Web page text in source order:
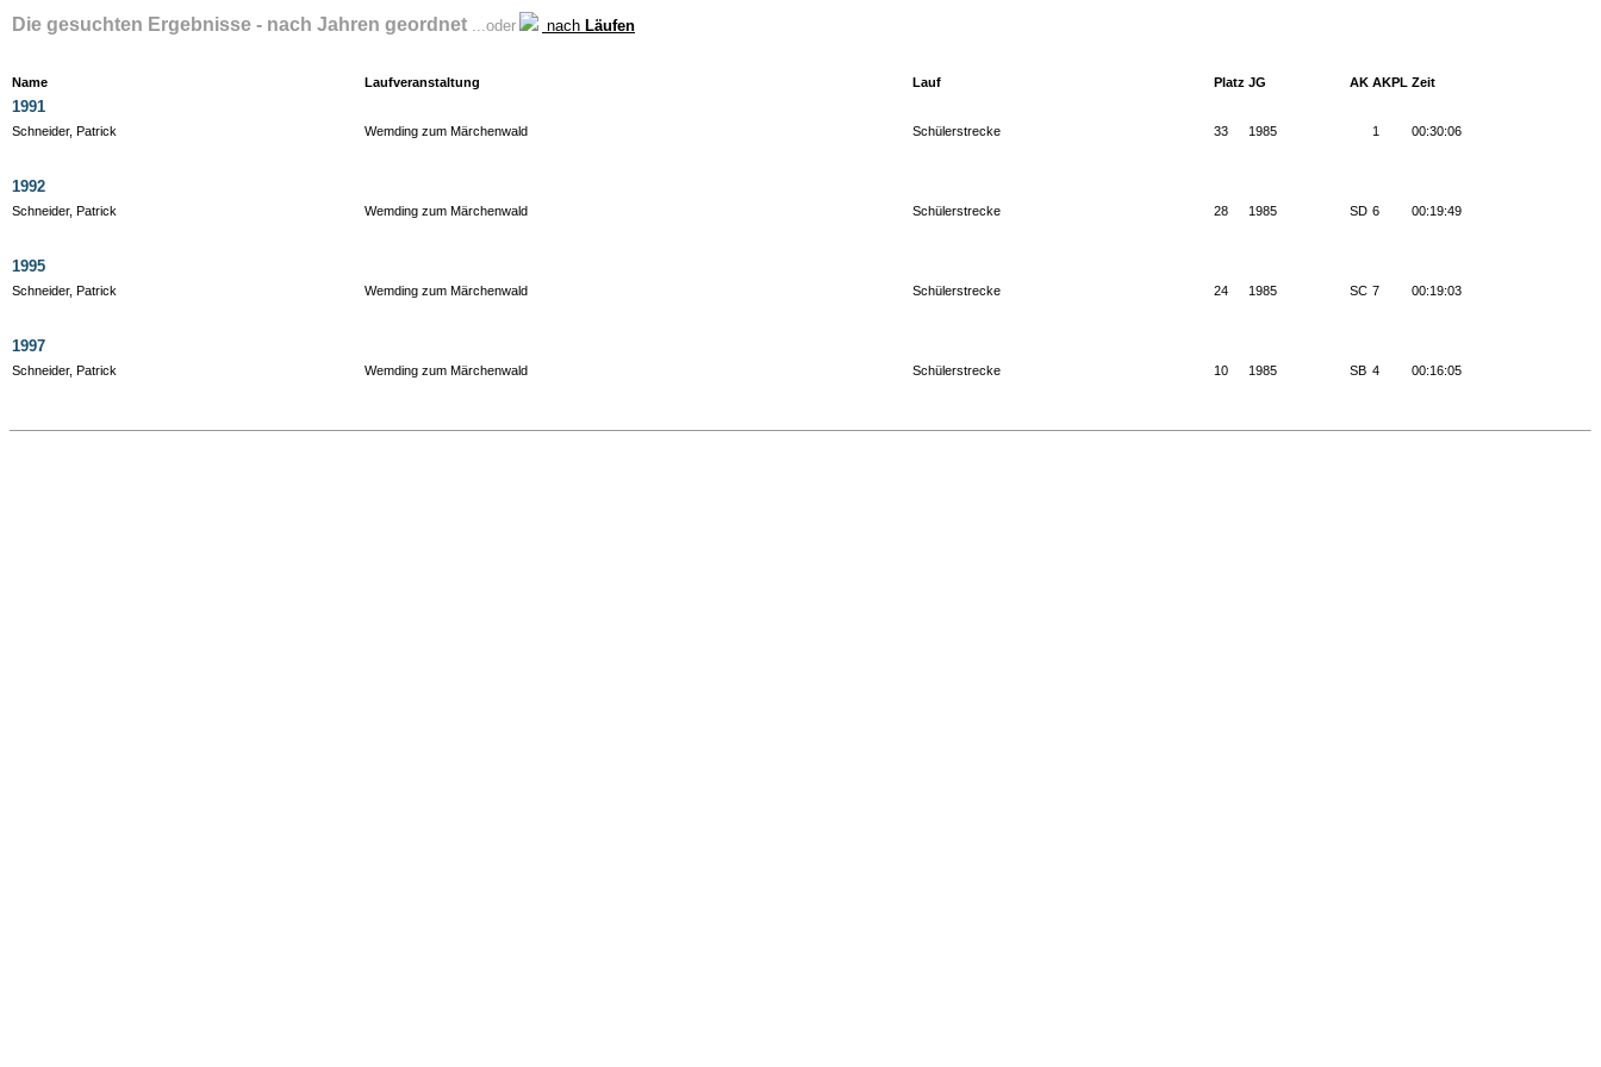
Die gesuchten Ergebnisse - nach Jahren geordnet ...oder nach Läufen
Name Laufveranstaltung Lauf Platz JG AK AKPL Zeit
1991
Schneider, Patrick Wemding zum Märchenwald Schülerstrecke 33 1985 1 00:30:06
1992
Schneider, Patrick Wemding zum Märchenwald Schülerstrecke 28 1985 SD 6 00:19:49
1995
Schneider, Patrick Wemding zum Märchenwald Schülerstrecke 24 1985 SC 7 00:19:03
1997
Schneider, Patrick Wemding zum Märchenwald Schülerstrecke 10 1985 SB 4 00:16:05